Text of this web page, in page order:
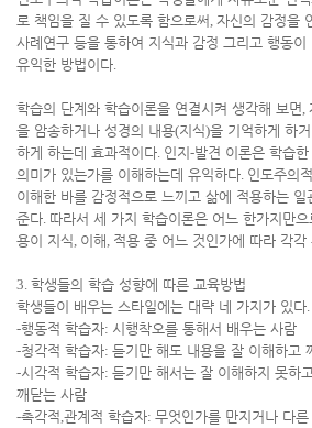
로 책임을 질 수 있도록 함으로써 , 자신의 감정을
사례연구 등을 통하여 지식과 감정 그리고 행동이
유익한 방법이다.
학습의 단계와 학습이론을 연결시켜 생각해 보면,
을 암송하거나 성경의 내용(지식)을 기억하게 하
하게 하는데 효과적이다. 인지 -발견 이론은 학습
의미가 있는가를 이해하는데 유익하다. 인도주의
이해한 바를 감정적으로 느끼고 삶에 적용하는
준다. 따라서 세 가지 학습이론은 어느 한가지만
용이 지식, 이해 , 적용 중 어느 것인가에 따라 각각
3. 학생들의 학습 성향에 따른 교육방법
학생들이 배우는 스타일에는 대략 네 가지가 있다.
-행동적 학습자: 시행착오를 통해서 배우는 사람
-청각적 학습자: 듣기만 해도 내용을 잘 이해하고
-시각적 학습자: 듣기만 해서는 잘 이해하지 못하
깨닫는 사람
-촉각적,관계적 학습자: 무엇인가를 만지거나 다